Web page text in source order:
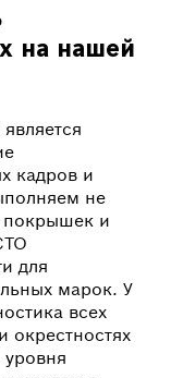
на нашей
кадров и
не
покрышек и
для
марок. У
всех
окрестностях